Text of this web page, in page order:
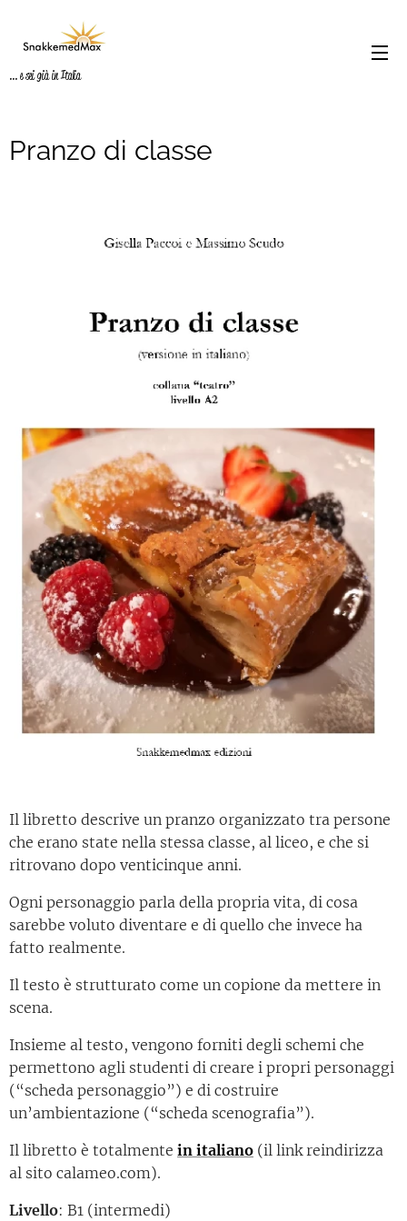
... e sei già in Italia
Pranzo di classe
Il libretto descrive un pranzo organizzato tra persone
che erano state nella stessa classe, al liceo, e che si
ritrovano dopo venticinque anni.
Ogni personaggio parla della propria vita, di cosa
sarebbe voluto diventare e di quello che invece ha
fatto realmente.
Il testo è strutturato come un copione da mettere in
scena.
Insieme al testo, vengono forniti degli schemi che
permettono agli studenti di creare i propri personaggi
(“scheda personaggio”) e di costruire
un’ambientazione (“scheda scenografia”).
Il libretto è totalmente in italiano (il link reindirizza
al sito calameo.com).
Livello: B1 (intermedi)